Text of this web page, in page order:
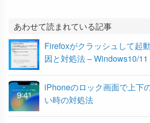
b
o
o
k
t
e
a
あわせて読まれている記事
Firefoxがクラッシュして起
因と対処法 – Windows10/11
iPhoneのロック画面で上下
い時の対処法